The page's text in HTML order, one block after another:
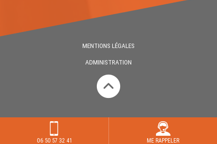
MENTIONS LÉGALES
ADMINISTRATION
06 50 57 32 41 ME RAPPELER